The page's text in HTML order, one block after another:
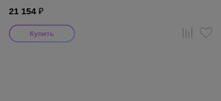
21 154 ₽